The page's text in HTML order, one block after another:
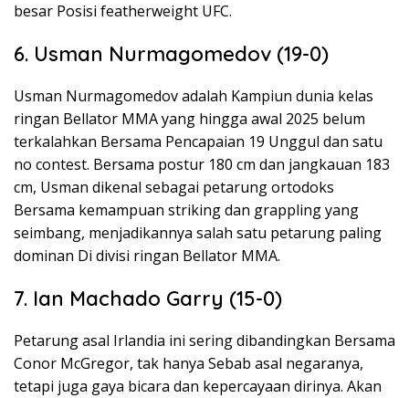
besar Posisi featherweight UFC.
6. Usman Nurmagomedov (19-0)
Usman Nurmagomedov adalah Kampiun dunia kelas
ringan Bellator MMA yang hingga awal 2025 belum
terkalahkan Bersama Pencapaian 19 Unggul dan satu
no contest. Bersama postur 180 cm dan jangkauan 183
cm, Usman dikenal sebagai petarung ortodoks
Bersama kemampuan striking dan grappling yang
seimbang, menjadikannya salah satu petarung paling
dominan Di divisi ringan Bellator MMA.
7. Ian Machado Garry (15-0)
Petarung asal Irlandia ini sering dibandingkan Bersama
Conor McGregor, tak hanya Sebab asal negaranya,
tetapi juga gaya bicara dan kepercayaan dirinya. Akan